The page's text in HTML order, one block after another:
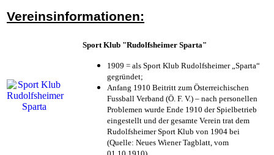
Vereinsinformationen:
Sport Klub "Rudolfsheimer Sparta"
1909 = als Sport Klub Rudolfsheimer „Sparta“
gegründet;
Anfang 1910 Beitritt zum Österreichischen
Fussball Verband (Ö. F. V.) – nach personellen
Problemen wurde Ende 1910 der Spielbetrieb
eingestellt und der gesamte Verein trat dem
Rudolfsheimer Sport Klub von 1904 bei
(Quelle: Neues Wiener Tagblatt, vom